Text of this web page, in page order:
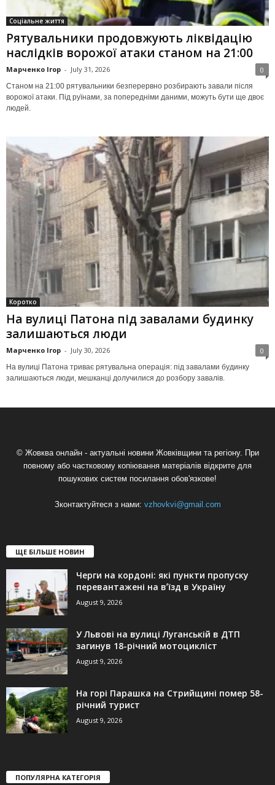
Соціальне життя
Рятувальники продовжують ліквідацію
наслідків ворожої атаки станом на 21:00
Марченко Ігор - July 31, 2026 0
Станом на 21:00 рятувальники безперервно розбирають завали після
ворожої атаки. Під руїнами, за попередніми даними, можуть бути ще двоє
людей.
Коротко
На вулиці Патона під завалами будинку
залишаються люди
Марченко Ігор - July 30, 2026 0
На вулиці Патона триває рятувальна операція: під завалами будинку
залишаються люди, мешканці долучилися до розбору завалів.
© Жовква онлайн - актуальні новини Жовківщини та регіону. При
повному або частковому копіювання матеріалів відкрите для
пошукових систем посилання обов'язкове!
Зконтактуйтеся з нами: vzhovkvi@gmail.com
ЩЕ БІЛЬШЕ НОВИН
Черги на кордоні: які пункти пропуску
перевантажені на вʼїзд в Україну
August 9, 2026
У Львові на вулиці Луганській в ДТП
загинув 18-річний мотоцикліст
August 9, 2026
На горі Парашка на Стрийщині помер 58-
річний турист
August 9, 2026
ПОПУЛЯРНА КАТЕГОРІЯ